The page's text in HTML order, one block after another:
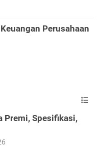
Perusahaan
Premi, Spesifikasi,